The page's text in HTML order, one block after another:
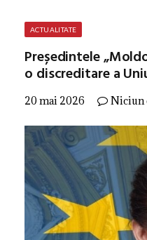
ACTUALITATE
Președintele
o discreditare a
20 mai 2026 Niciun